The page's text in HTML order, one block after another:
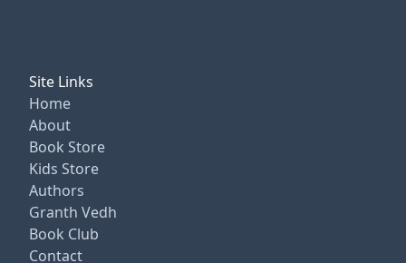
Site Links
Home
About
Book Store
Kids Store
Authors
Granth Vedh
Book Club
Contact